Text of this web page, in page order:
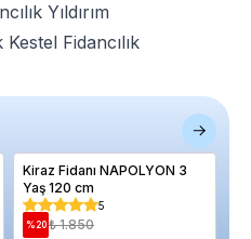
Yıldırım
Kestel Fidancılık
Kiraz Fidanı NAPOLYON 3
Yaş 120 cm
5
%20 ₺ 1.850